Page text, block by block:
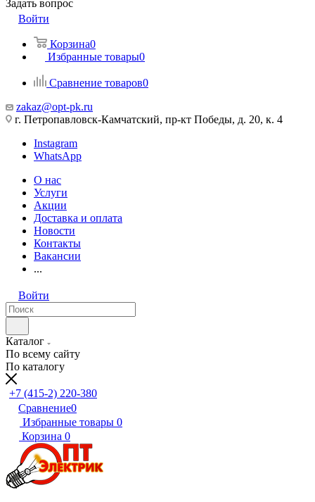
Задать вопрос
Войти
Корзина0
Избранные товары0
Сравнение товаров0
zakaz@opt-pk.ru
г. Петропавловск-Камчатский, пр-кт Победы, д. 20, к. 4
Instagram
WhatsApp
О нас
Услуги
Акции
Доставка и оплата
Новости
Контакты
Вакансии
...
Войти
Каталог
По всему сайту
По каталогу
+7 (415-2) 220-380
Сравнение0
Избранные товары 0
Корзина 0